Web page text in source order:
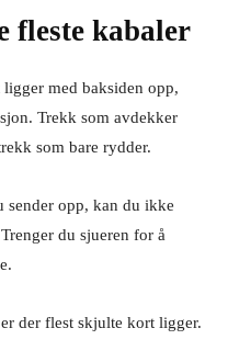
fleste kabaler
med baksiden opp,
Trekk som avdekker
som bare rydder.
sender opp, kan du ikke
du sjueren for å
der flest skjulte kort ligger.